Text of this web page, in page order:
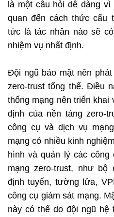
là một câu hỏi dễ dàng
quan đến cách thức cấu
tức là tác nhân nào sẽ
nhiệm vụ nhất định.
Đội ngũ bảo mật nên
zero-trust tổng thể. Điều
thống mạng nên triển khai
định của nền tảng zero-
công cụ và dịch vụ
mạng có nhiều kinh
hình và quản lý các công
mạng zero-trust, như bộ
định tuyến, tường lửa,
công cụ giám sát mạng.
này có thể do đội ngũ hệ